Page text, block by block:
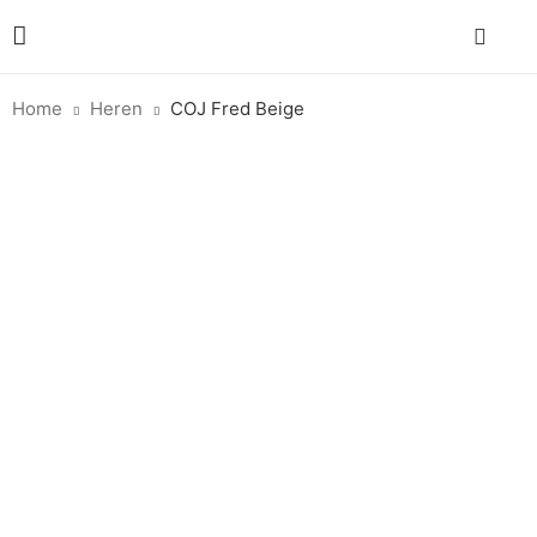
Home Heren COJ Fred Beige